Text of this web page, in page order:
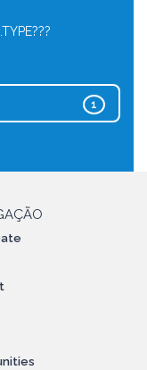
1